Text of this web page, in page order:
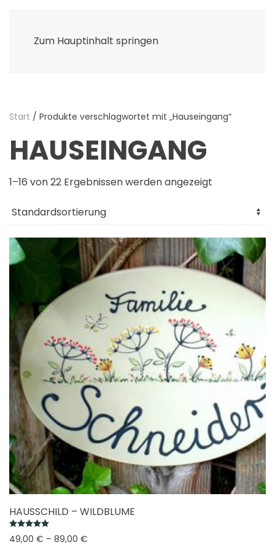
Zum Hauptinhalt springen
Start / Produkte verschlagwortet mit „Hauseingang“
HAUSEINGANG
1–16 von 22 Ergebnissen werden angezeigt
HAUSSCHILD – WILDBLUME
49,00 € – 89,00 €